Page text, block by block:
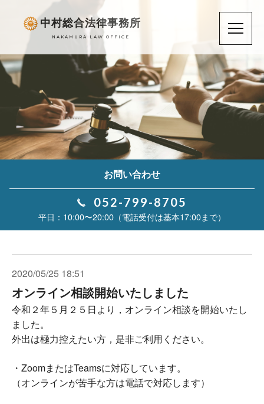
中村総合法律事務所
NAKAMURA LAW OFFICE
お問い合わせ
052-799-8705
10:00〜20:00（電話受付は基本17:00まで）
2020/05/25 18:51
オンライン相談開始いたしました
令和２年５月２５日より，オンライン相談を開始いたし
ました。
外出は極力控えたい方，是非ご利用ください。
・ZoomまたはTeamsに対応しています。
（オンラインが苦手な方は電話で対応します）